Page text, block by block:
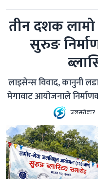
तीन दशक लामो
सुरुङ
लाइसेन्स विवाद, कानुनी
मेगावाट आयोजनाले
जलसरोकार